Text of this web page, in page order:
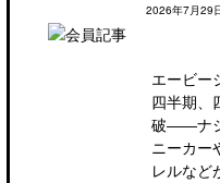
2026年7月29
エービー
四半期、
破――ナ
ニーカー
レルなど